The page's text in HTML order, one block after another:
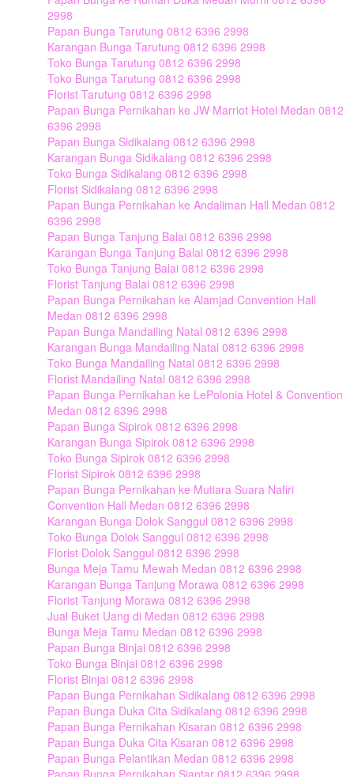
2998
Papan Bunga Tarutung 0812 6396 2998
Karangan Bunga Tarutung 0812 6396 2998
Toko Bunga Tarutung 0812 6396 2998
Toko Bunga Tarutung 0812 6396 2998
Florist Tarutung 0812 6396 2998
Papan Bunga Pernikahan ke JW Marriot Hotel Medan 0812
6396 2998
Papan Bunga Sidikalang 0812 6396 2998
Karangan Bunga Sidikalang 0812 6396 2998
Toko Bunga Sidikalang 0812 6396 2998
Florist Sidikalang 0812 6396 2998
Papan Bunga Pernikahan ke Andaliman Hall Medan 0812
6396 2998
Papan Bunga Tanjung Balai 0812 6396 2998
Karangan Bunga Tanjung Balai 0812 6396 2998
Toko Bunga Tanjung Balai 0812 6396 2998
Florist Tanjung Balai 0812 6396 2998
Papan Bunga Pernikahan ke Alamjad Convention Hall
Medan 0812 6396 2998
Papan Bunga Mandailing Natal 0812 6396 2998
Karangan Bunga Mandailing Natal 0812 6396 2998
Toko Bunga Mandailing Natal 0812 6396 2998
Florist Mandailing Natal 0812 6396 2998
Papan Bunga Pernikahan ke LePolonia Hotel & Convention
Medan 0812 6396 2998
Papan Bunga Sipirok 0812 6396 2998
Karangan Bunga Sipirok 0812 6396 2998
Toko Bunga Sipirok 0812 6396 2998
Florist Sipirok 0812 6396 2998
Papan Bunga Pernikahan ke Mutiara Suara Nafiri
Convention Hall Medan 0812 6396 2998
Karangan Bunga Dolok Sanggul 0812 6396 2998
Toko Bunga Dolok Sanggul 0812 6396 2998
Florist Dolok Sanggul 0812 6396 2998
Bunga Meja Tamu Mewah Medan 0812 6396 2998
Karangan Bunga Tanjung Morawa 0812 6396 2998
Florist Tanjung Morawa 0812 6396 2998
Jual Buket Uang di Medan 0812 6396 2998
Bunga Meja Tamu Medan 0812 6396 2998
Papan Bunga Binjai 0812 6396 2998
Toko Bunga Binjai 0812 6396 2998
Florist Binjai 0812 6396 2998
Papan Bunga Pernikahan Sidikalang 0812 6396 2998
Papan Bunga Duka Cita Sidikalang 0812 6396 2998
Papan Bunga Pernikahan Kisaran 0812 6396 2998
Papan Bunga Duka Cita Kisaran 0812 6396 2998
Papan Bunga Pelantikan Medan 0812 6396 2998
Papan Bunga Pernikahan Siantar 0812 6396 2998